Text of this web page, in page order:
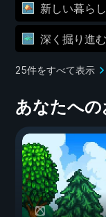
新しい暮らし
深く掘り進
25件をすべて表示
あなたへ